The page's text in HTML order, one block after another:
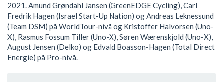
2021. Amund Grøndahl Jansen (GreenEDGE Cycling), Carl
Fredrik Hagen (Israel Start-Up Nation) og Andreas Leknessund
(Team DSM) på WorldTour-nivå og Kristoffer Halvorsen (Uno-
X), Rasmus Fossum Tiller (Uno-X), Søren Wærenskjold (Uno-X),
August Jensen (Delko) og Edvald Boasson-Hagen (Total Direct
Energie) på Pro-nivå.